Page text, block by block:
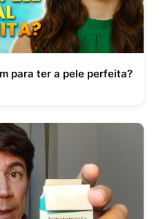
para ter a pele perfeita?